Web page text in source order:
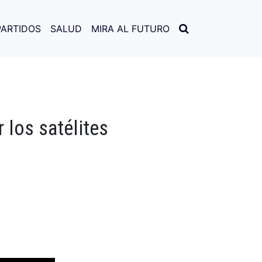
SALUD MIRA AL FUTURO
los satélites